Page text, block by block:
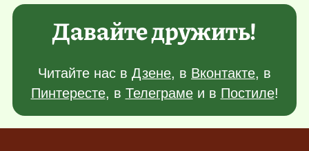
Давайте дружить!
Читайте нас в Дзене, в Вконтакте, в
Пинтересте, в Телеграмеи в Постиле!